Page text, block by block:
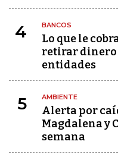
4 BANCOS
Lo que le
retirar dinero
entidades
5 AMBIENTE
Alerta por
Magdalena y
semana